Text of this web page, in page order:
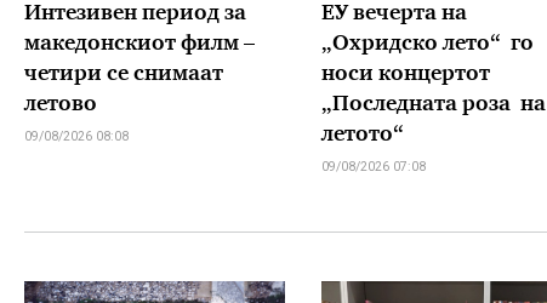
Интезивен период за
македонскиот филм –
четири се снимаат
летово
09/08/2026 08:08
ЕУ вечерта на
„Охридско лето“ го
носи концертот
„Последната роза на
летото“
09/08/2026 07:08